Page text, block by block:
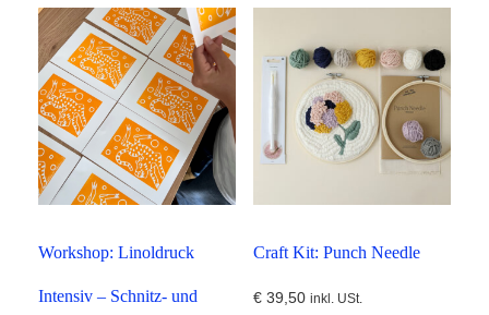
Workshop: Linoldruck
Intensiv – Schnitz- und
Craft Kit: Punch Needle
€39,50 inkl. USt.